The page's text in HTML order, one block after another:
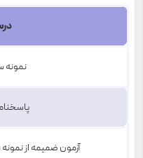
نمونه
آزمون ضمیمه از